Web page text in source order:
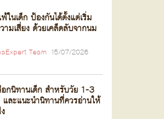
ในเด็ก ป้องกันได้ตั้งแต่เริ่ม
ามเสี่ยง ด้วยเคล็ดลับจากนม
Team 15/07/2026
อกนิทานเด็ก สำหรับวัย 1-3
ละแนะนำนิทานที่ควรอ่านให้